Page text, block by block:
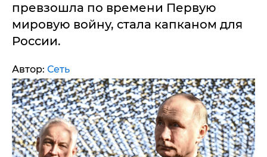
превзошла по времени Первую
мировую войну, стала капканом для
России.
Автор: Сеть